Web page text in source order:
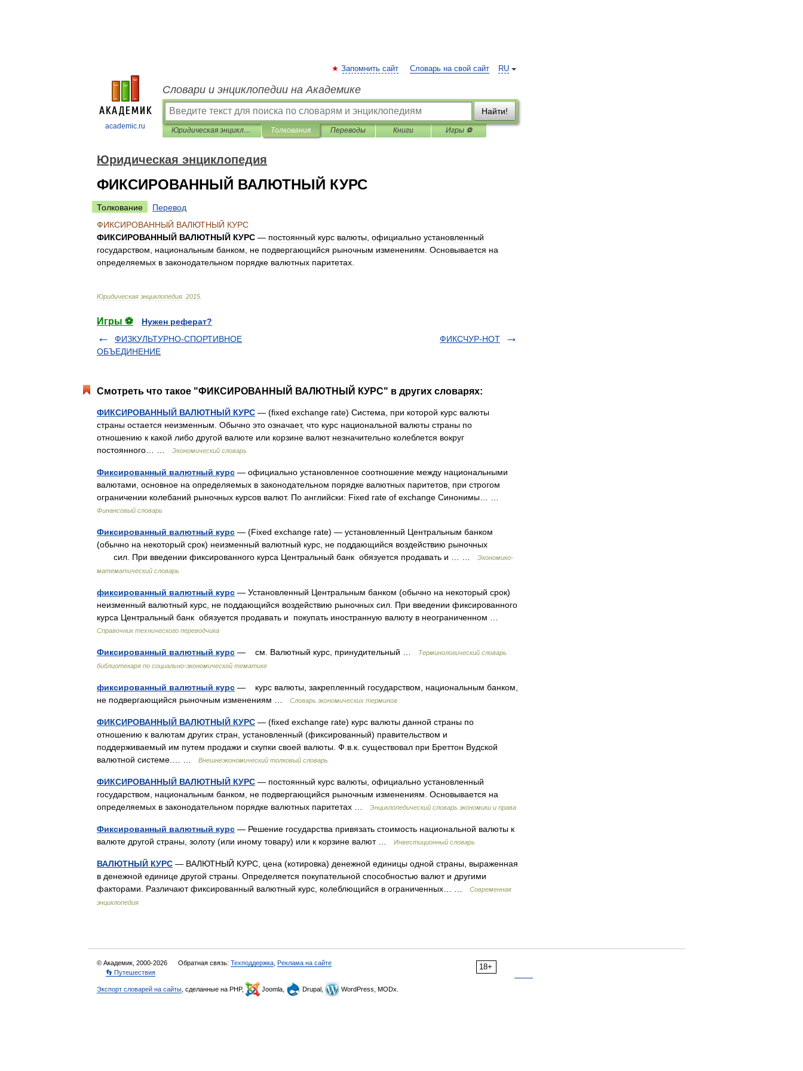
academic.ru
RU
Запомнить сайт Словарь на свой сайт
Словари и энциклопедии на Академике
Найти!
Юридическая энциклопедия Толкования Переводы Книги Игры ⚽
Юридическая энциклопедия
ФИКСИРОВАННЫЙ ВАЛЮТНЫЙ КУРС
Толкование
Перевод
ФИКСИРОВАННЫЙ ВАЛЮТНЫЙ КУРС
ФИКСИРОВАННЫЙ ВАЛЮТНЫЙ КУРС — постоянный курс валюты официально установленный
государством
национальным банком не подвергающийся рыночным изменениям Основывается на
определяемых в законодательном порядке валютных паритетах
Юридическая энциклопедия 2015
Игры ⚽
Нужен реферат?
ФИЗКУЛЬТУРНО-СПОРТИВНОЕ
ОБЪЕДИНЕНИЕ
ФИКСЧУР-НОТ
Смотреть что такое "ФИКСИРОВАННЫЙ ВАЛЮТНЫЙ КУРС" в других словарях:
ФИКСИРОВАННЫЙ ВАЛЮТНЫЙ КУРС — (fixed exchange rate) Система, при которой курс валюты
страны остается неизменным. Обычно это означает, что курс национальной валюты страны по
отношению к какой либо другой валюте или корзине валют незначительно колеблется вокруг
постоянного… …
Экономический словарь
Фиксированный валютный курс — официально установленное соотношение между национальными
валютами, основное на определяемых в законодательном порядке валютных паритетов, при строгом
ограничении колебаний рыночных курсов валют. По английски: Fixed rate of exchange Синонимы… …
Финансовый словарь
Фиксированный валютный курс — (Fixed exchange rate) — установленный Центральным банком
(обычно на некоторый срок) неизменный валютный курс, не поддающийся воздействию рыночных
сил. При введении фиксированного курса Центральный банк обязуется продавать и … …
Экономико-
математический словарь
фиксированный валютный курс — Установленный Центральным банком (обычно на некоторый срок)
неизменный валютный курс, не поддающийся воздействию рыночных сил. При введении фиксированного
курса Центральный банк обязуется продавать и покупать иностранную валюту в неограниченном …
Справочник технического переводчика
Фиксированный валютный курс — см. Валютный курс, принудительный …
Терминологический словарь
библиотекаря по социально-экономической тематике
фиксированный валютный курс — курс валюты, закрепленный государством, национальным банком,
не подвергающийся рыночным изменениям …
Словарь экономических терминов
ФИКСИРОВАННЫЙ ВАЛЮТНЫЙ КУРС — (fixed exchange rate) курс валюты данной страны по
отношению к валютам других стран, установленный (фиксированный) правительством и
поддерживаемый им путем продажи и скупки своей валюты. Ф.в.к. существовал при Бреттон Вудской
валютной системе.… …
Внешнеэкономический толковый словарь
ФИКСИРОВАННЫЙ ВАЛЮТНЫЙ КУРС — постоянный курс валюты, официально установленный
государством, национальным банком, не подвергающийся рыночным изменениям. Основывается на
определяемых в законодательном порядке валютных паритетах …
Энциклопедический словарь экономики и права
Фиксированный валютный курс — Решение государства привязать стоимость национальной валюты к
валюте другой страны, золоту (или иному товару) или к корзине валют …
Инвестиционный словарь
ВАЛЮТНЫЙ КУРС — ВАЛЮТНЫЙ КУРС, цена (котировка) денежной единицы одной страны, выраженная
в денежной единице другой страны. Определяется покупательной способностью валют и другими
факторами. Различают фиксированный валютный курс, колеблющийся в ограниченных… …
Современная
энциклопедия
18+
© Академик, 2000-2026 Обратная связь: Техподдержка Реклама на сайте
👣 Путешествия
Экспорт словарей на сайты , сделанные на PHP, Joomla, Drupal, WordPress, MODx.